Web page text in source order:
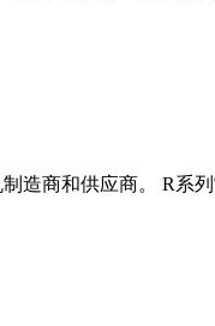
造商和供应商。 R系